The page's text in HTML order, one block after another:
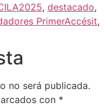
, destacado,
PrimerAccésit,
no será publicada.
con *